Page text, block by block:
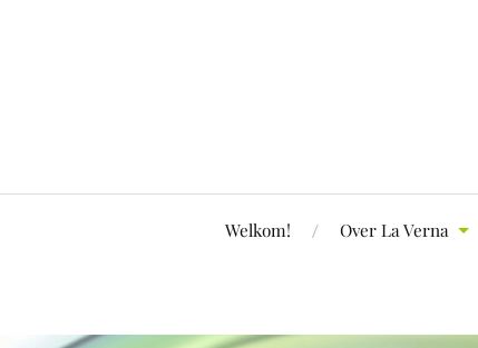
Welkom! Over La Verna